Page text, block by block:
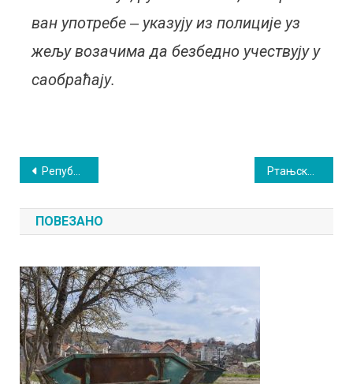
ван употребе ‒ указују из полиције уз
жељу возачима да безбедно учествују у
саобраћају.
Кретање
чланка
Републички хидрометеоролошки завод најавио веома ниске температуре Ртањски мед све популарнији: Све више пчелара успешно пролази сертификацију
ПОВЕЗАНО